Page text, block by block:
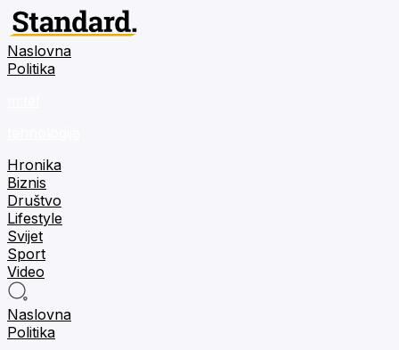
Naslovna
Politika
Hronika
Biznis
Društvo
Lifestyle
Svijet
Sport
Video
Naslovna
Politika